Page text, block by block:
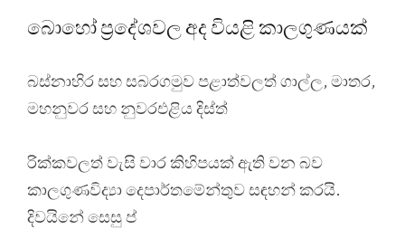
බොහෝ ප්‍රදේශවල අද වියළි කාලගුණයක්
බස්නාහිර සහ සබරගමුව පළාත්වලත් ගාල්ල, මාතර,
මහනුවර සහ නුවරඑළිය දිස්ත්
රික්කවලත් වැසි වාර කිහිපයක් ඇති වන බව
කාලගුණවිද්‍යා දෙපාර්තමේන්තුව සඳහන් කරයි.
දිවයිනේ සෙසු ප්